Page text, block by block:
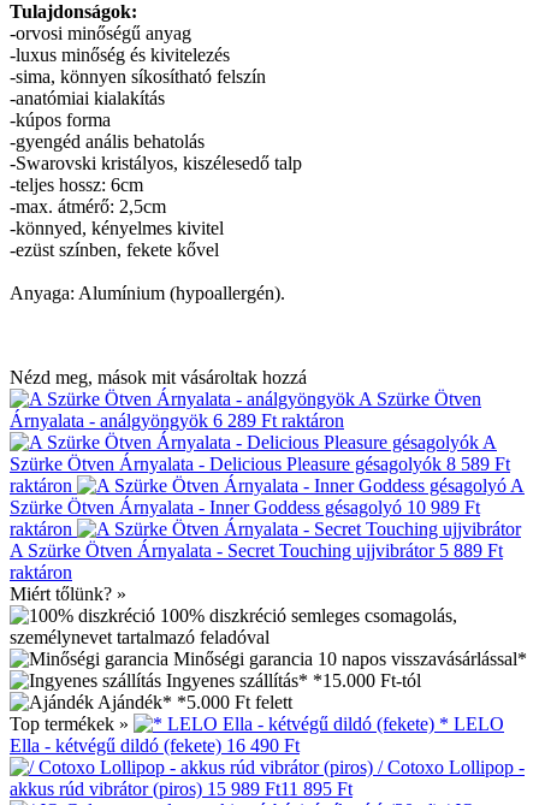
Tulajdonságok:
-orvosi minőségű anyag
-luxus minőség és kivitelezés
-sima, könnyen síkosítható felszín
-anatómiai kialakítás
-kúpos forma
-gyengéd anális behatolás
-Swarovski kristályos, kiszélesedő talp
-teljes hossz: 6cm
-max. átmérő: 2,5cm
-könnyed, kényelmes kivitel
-ezüst színben, fekete kővel
Anyaga: Alumínium (hypoallergén).
Nézd meg, mások mit vásároltak hozzá
A Szürke Ötven
Árnyalata - análgyöngyök 6 289 Ft raktáron
A
Szürke Ötven Árnyalata - Delicious Pleasure gésagolyók 8 589 Ft
raktáron
A
Szürke Ötven Árnyalata - Inner Goddess gésagolyó 10 989 Ft
raktáron
A Szürke Ötven Árnyalata - Secret Touching ujjvibrátor 5 889 Ft
raktáron
Miért tőlünk? »
100% diszkréció semleges csomagolás,
személynevet tartalmazó feladóval
Minőségi garancia 10 napos visszavásárlással*
Ingyenes szállítás* *15.000 Ft-tól
Ajándék* *5.000 Ft felett
Top termékek »
* LELO
Ella - kétvégű dildó (fekete) 16 490 Ft
/ Cotoxo Lollipop -
akkus rúd vibrátor (piros) 15 989 Ft11 895 Ft